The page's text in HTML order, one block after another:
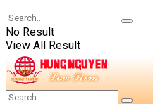
No Result
View All Result